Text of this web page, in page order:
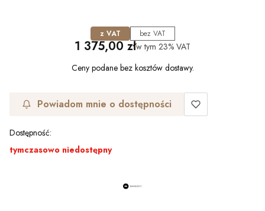
z VAT bez VAT
Cena
1 375,00 złw tym 23% VAT
Ceny podane bez kosztów dostawy.
Powiadom mnie o dostępności
Dostępność:
tymczasowo niedostępny